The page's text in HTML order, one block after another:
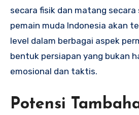
secara fisik dan matang
pemain muda Indonesia akan
level dalam berbagai aspek
bentuk persiapan yang bukan
emosional dan taktis.
Potensi